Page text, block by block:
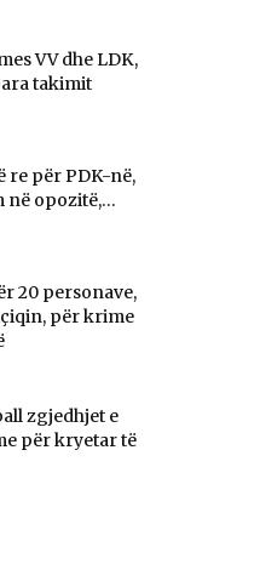
VV dhe LDK,
takimit
re për PDK-në,
në opozitë,...
20 personave,
për krime
zgjedhjet e
për kryetar të